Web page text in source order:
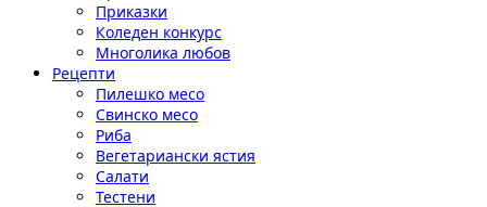
Приказки
Коледен конкурс
Многолика любов
Рецепти
Пилешко месо
Свинско месо
Риба
Вегетариански ястия
Салати
Тестени